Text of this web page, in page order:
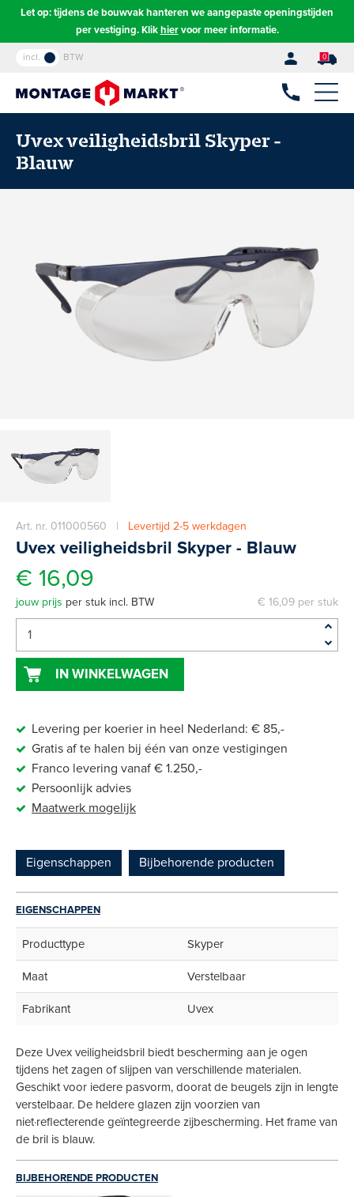
Let op: tijdens de bouwvak hanteren we aangepaste openingstijden
per vestiging. Klikhiervoor meer informatie.
incl. BTW 0
Uvex veiligheidsbril Skyper -
Blauw
Art. nr. 011000560 | Levertijd 2-5 werkdagen
Uvex veiligheidsbril Skyper - Blauw
€ 16,09
jouw prijs per stuk incl. BTW € 16,09 per stuk
IN WINKELWAGEN
Levering per koerier in heel Nederland: € 85,-
Gratis af te halen bij één van onze vestigingen
Franco levering vanaf € 1.250,-
Persoonlijk advies
Maatwerk mogelijk
Eigenschappen Bijbehorende producten
EIGENSCHAPPEN
Producttype Skyper
Maat Verstelbaar
Fabrikant Uvex
Deze Uvex veiligheidsbril biedt bescherming aan je ogen
tijdens het zagen of slijpen van verschillende materialen.
Geschikt voor iedere pasvorm, doorat de beugels zijn in lengte
verstelbaar. De heldere glazen zijn voorzien van
niet·reflecterende geïntegreerde zijbescherming. Het frame van
de bril is blauw.
BIJBEHORENDE PRODUCTEN